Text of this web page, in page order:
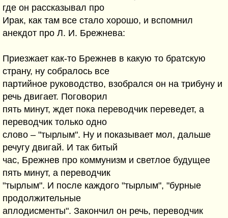
где он рассказывал про
Ирак, как там все стало хорошо, и вспомнил
анекдот про Л. И. Брежнева:
Приезжает как-то Брежнев в какую то братскую
страну, ну собралось все
партийное руководство, взобрался он на трибуну и
речь двигает. Поговорил
пять минут, ждет пока переводчик переведет, а
переводчик только одно
слово – "тырлым". Ну и показывает мол, дальше
речугу двигай. И так битый
час, Брежнев про коммунизм и светлое будущее
пять минут, а переводчик
"тырлым". И после каждого "тырлым", "бурные
продолжительные
аплодисменты". Закончил он речь, переводчик